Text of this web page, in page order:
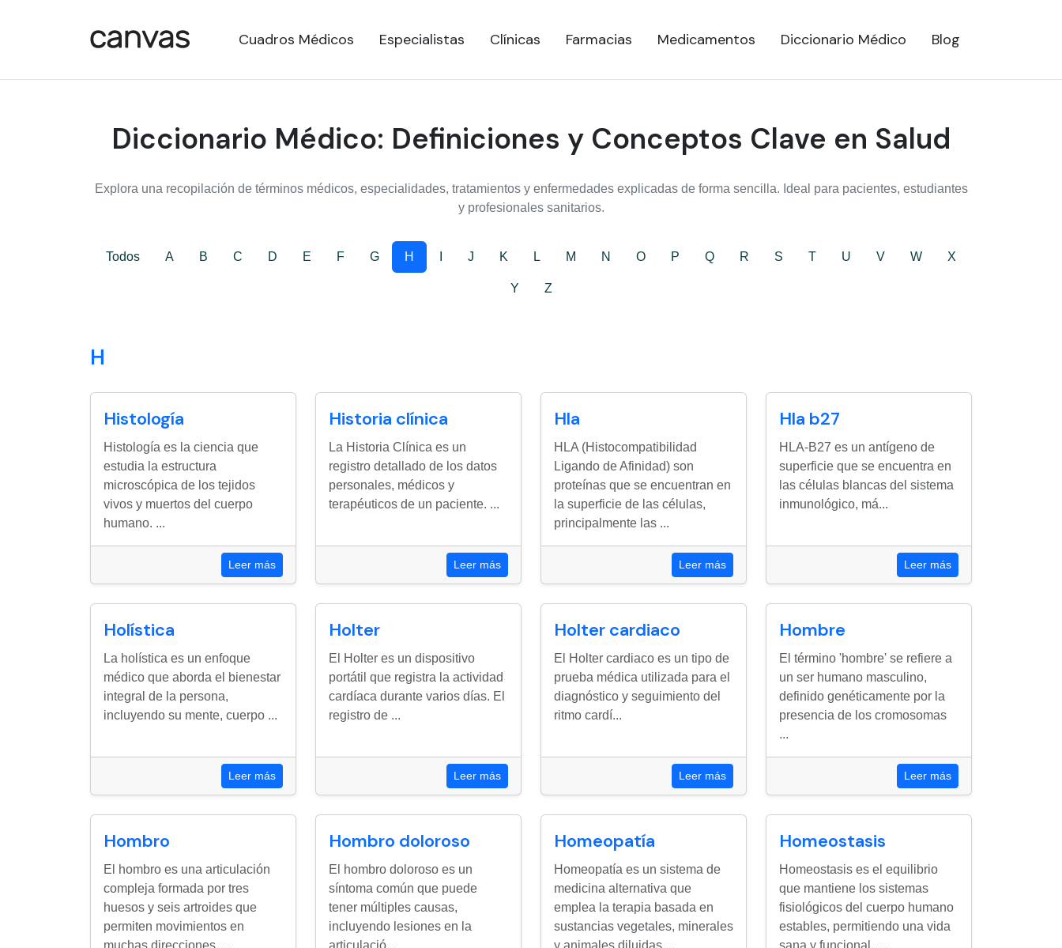
Cuadros Médicos Especialistas Clínicas Farmacias Medicamentos Diccionario Médico Blog
Diccionario Médico: Definiciones y Conceptos Clave en Salud
Explora una recopilación de términos médicos, especialidades, tratamientos y enfermedades explicadas de forma sencilla. Ideal para pacientes, estudiantes
y profesionales sanitarios.
Todos A B C D E F G H J K L M N O P Q R S T U V W X
Y Z
H
Histología
Histología es la ciencia que
estudia la estructura
microscópica de los tejidos
vivos y muertos del cuerpo
humano. ...
Leer más
Historia clínica
La Historia Clínica es un
registro detallado de los datos
personales, médicos y
terapéuticos de un paciente. ...
Leer más
Hla
HLA (Histocompatibilidad
Ligando de Afinidad) son
proteínas que se encuentran en
la superficie de las células,
principalmente las ...
Leer más
Hla b27
HLA-B27 es un antígeno de
superficie que se encuentra en
las células blancas del sistema
inmunológico, má...
Leer más
Holística
La holística es un enfoque
médico que aborda el bienestar
integral de la persona,
incluyendo su mente, cuerpo ...
Leer más
Holter
El Holter es un dispositivo
portátil que registra la actividad
cardíaca durante varios días. El
registro de ...
Leer más
Holter cardiaco
El Holter cardiaco es un tipo de
prueba médica utilizada para el
diagnóstico y seguimiento del
ritmo cardí...
Leer más
Hombre
El término 'hombre' se refiere a
un ser humano masculino,
definido genéticamente por la
presencia de los cromosomas
...
Leer más
Hombro
El hombro es una articulación
compleja formada por tres
huesos y seis artroides que
permiten movimientos en
muchas direcciones. ...
Hombro doloroso
El hombro doloroso es un
síntoma común que puede
tener múltiples causas,
incluyendo lesiones en la
articulació...
Homeopatía
Homeopatía es un sistema de
medicina alternativa que
emplea la terapia basada en
sustancias vegetales, minerales
y animales diluidas ...
Homeostasis
Homeostasis es el equilibrio
que mantiene los sistemas
fisiológicos del cuerpo humano
estables, permitiendo una vida
sana y funcional. ...